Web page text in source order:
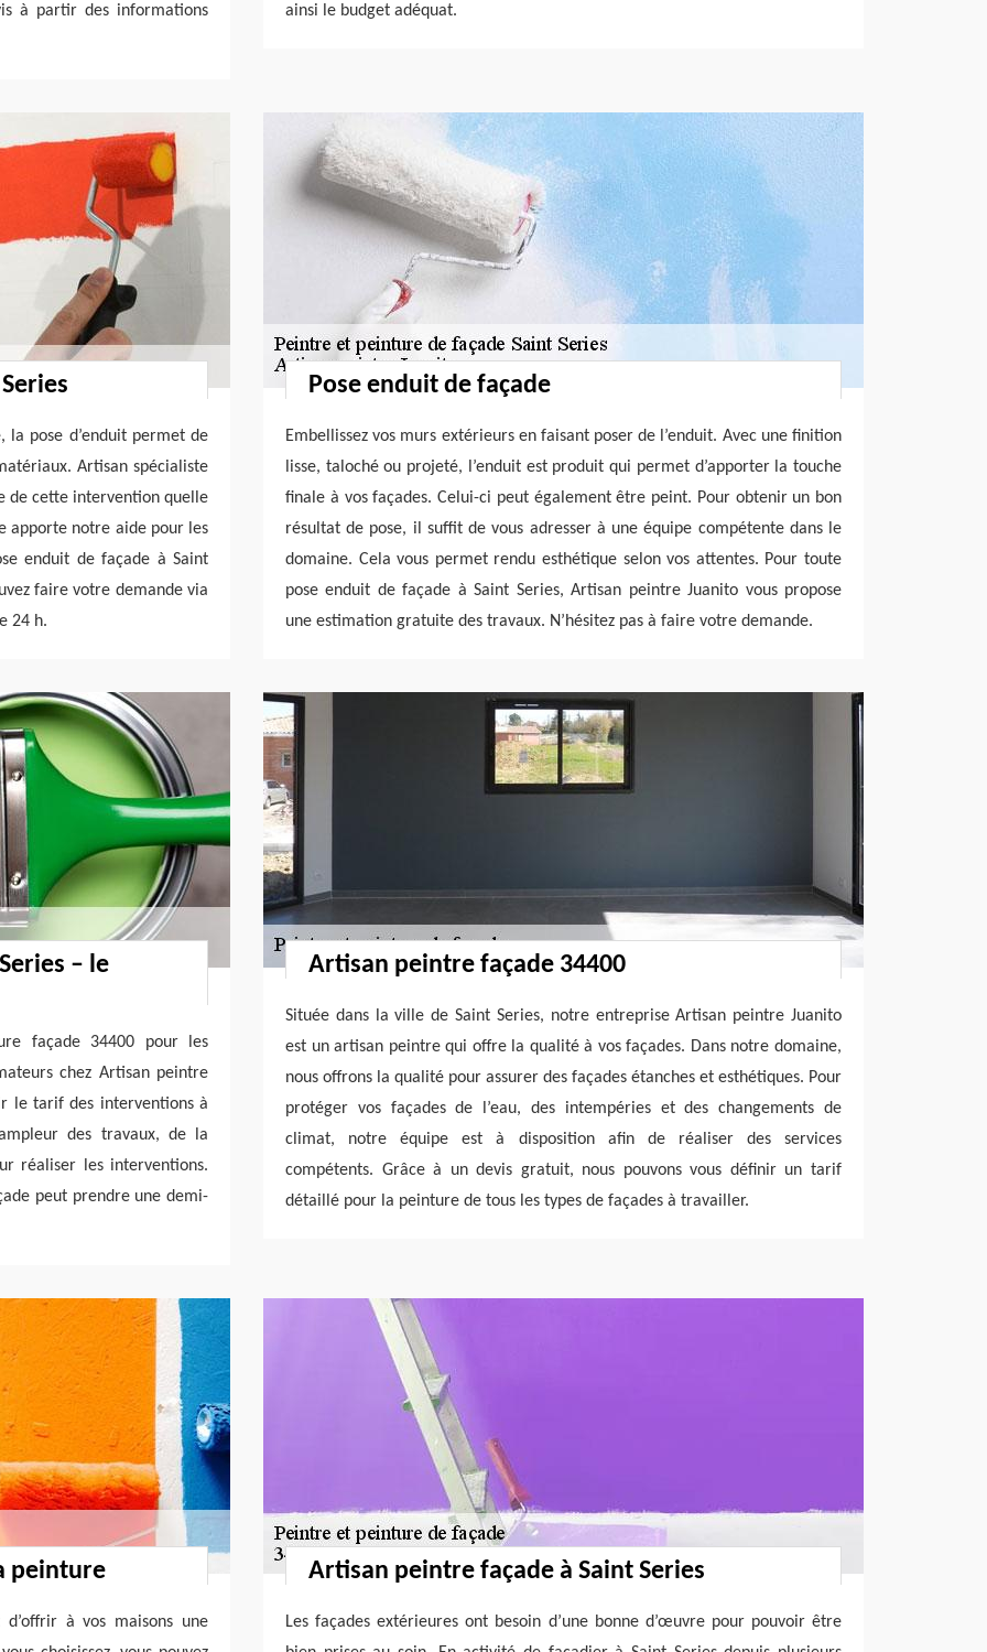
à partir des informations
ainsi le budget adéquat.
pose d’enduit permet de
Artisan spécialiste
de cette intervention quelle
apporte notre aide pour les
enduit de façade à Saint
faire votre demande via
24 h.
Pose enduit de façade
Embellissez vos murs extérieurs en faisant poser de l’enduit. Avec une finition
lisse, taloché ou projeté, l’enduit est produit qui permet d’apporter la touche
finale à vos façades. Celui-ci peut également être peint. Pour obtenir un bon
résultat de pose, il suffit de vous adresser à une équipe compétente dans le
domaine. Cela vous permet rendu esthétique selon vos attentes. Pour toute
pose enduit de façade à Saint Series, Artisan peintre Juanito vous propose
une estimation gratuite des travaux. N’hésitez pas à faire votre demande.
– le
façade 34400 pour les
chez Artisan peintre
le tarif des interventions à
des travaux, de la
réaliser les interventions.
peut prendre une demi-
Artisan peintre façade 34400
Située dans la ville de Saint Series, notre entreprise Artisan peintre Juanito
est un artisan peintre qui offre la qualité à vos façades. Dans notre domaine,
nous offrons la qualité pour assurer des façades étanches et esthétiques. Pour
protéger vos façades de l’eau, des intempéries et des changements de
climat, notre équipe est à disposition afin de réaliser des services
compétents. Grâce à un devis gratuit, nous pouvons vous définir un tarif
détaillé pour la peinture de tous les types de façades à travailler.
peinture
à vos maisons une
Artisan peintre façade à Saint Series
Les façades extérieures ont besoin d’une bonne d’œuvre pour pouvoir être